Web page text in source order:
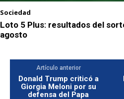
Sociedad
Loto 5 Plus: resultados del
agosto
Artículo anterior
Donald Trump criticó a
Giorgia Meloni por su
defensa del Papa